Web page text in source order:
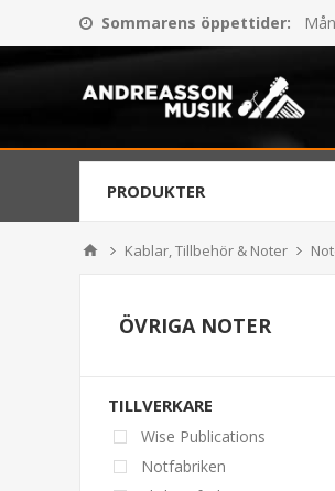
Sommarens öppettider:
PRODUKTER
Kablar, Tillbehör & Noter
ÖVRIGA NOTER
TILLVERKARE
Wise Publications
Notfabriken